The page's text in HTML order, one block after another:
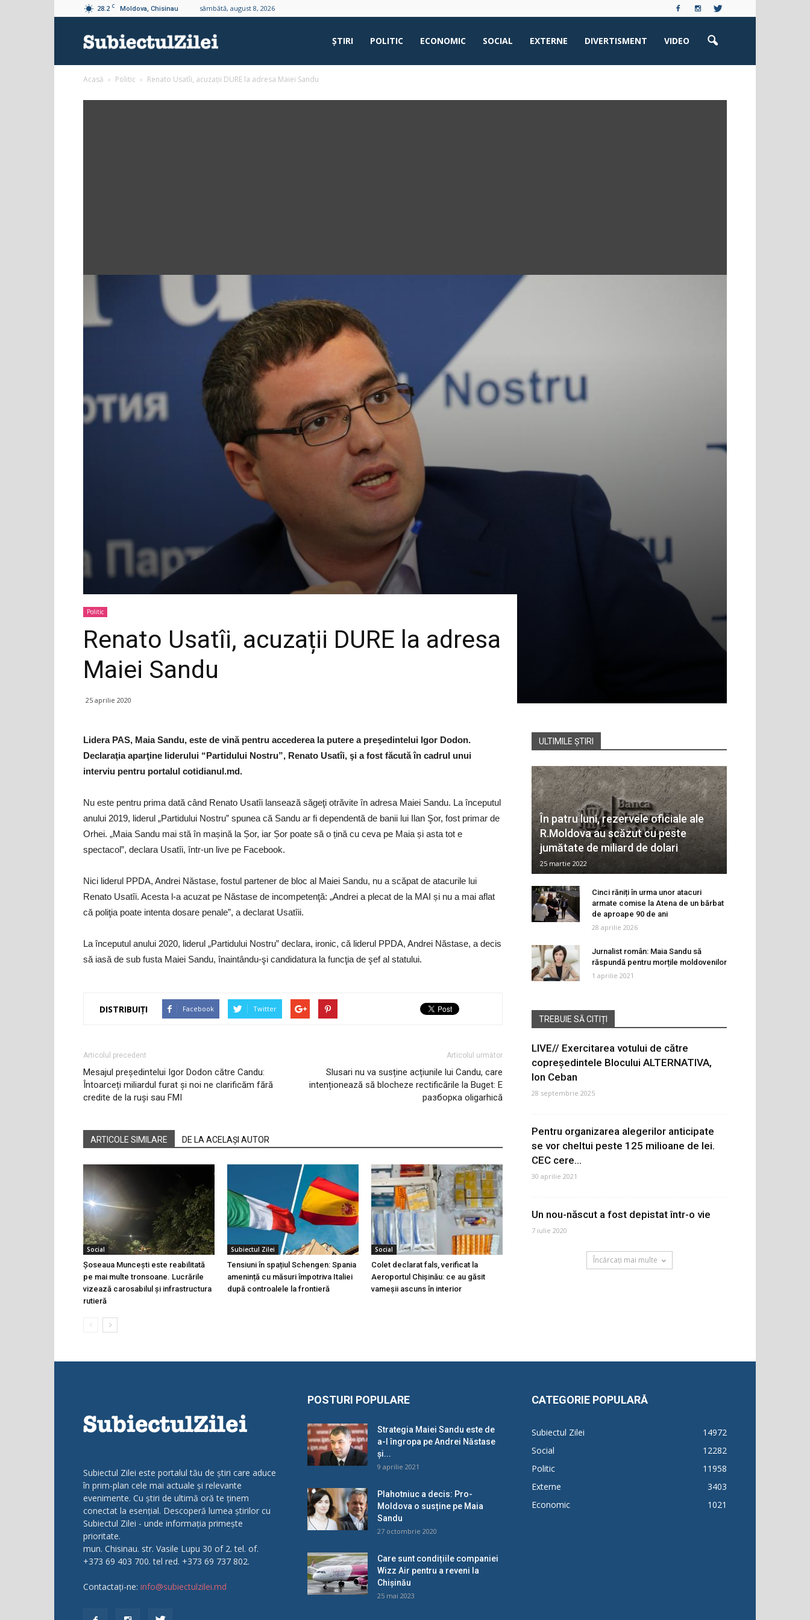
28.2 C Moldova, Chisinau sâmbătă, august 8, 2026
ŞTIRI POLITIC ECONOMIC SOCIAL EXTERNE DIVERTISMENT VIDEO
Acasă Politic Renato Usatîi, acuzații DURE la adresa Maiei Sandu
Politic
Renato Usatîi, acuzații DURE la adresa
Maiei Sandu
25 aprilie 2020
Lidera PAS, Maia Sandu, este de vină pentru accederea la putere a preşedintelui Igor Dodon.
Declaraţia aparţine liderului “Partidului Nostru”, Renato Usatîi, şi a fost făcută în cadrul unui
interviu pentru portalul cotidianul.md.
Nu este pentru prima dată când Renato Usatîi lansează săgeţi otrăvite în adresa Maiei Sandu. La începutul
anului 2019, liderul „Partidului Nostru” spunea că Sandu ar fi dependentă de banii lui Ilan Şor, fost primar de
Orhei. „Maia Sandu mai stă în mașină la Șor, iar Șor poate să o țină cu ceva pe Maia și asta tot e
spectacol”, declara Usatîi, într-un live pe Facebook.
Nici liderul PPDA, Andrei Năstase, fostul partener de bloc al Maiei Sandu, nu a scăpat de atacurile lui
Renato Usatîi. Acesta l-a acuzat pe Năstase de incompetenţă: „Andrei a plecat de la MAI și nu a mai aflat
că poliţia poate intenta dosare penale”, a declarat Usatîii.
La începutul anului 2020, liderul „Partidului Nostru” declara, ironic, că liderul PPDA, Andrei Năstase, a decis
să iasă de sub fusta Maiei Sandu, înaintându-şi candidatura la funcţia de şef al statului.
DISTRIBUIȚI Facebook Twitter
Articolul precedent
Mesajul președintelui Igor Dodon către Candu:
Întoarceți miliardul furat și noi ne clarificăm fără
credite de la ruși sau FMI
Articolul următor
Slusari nu va susține acțiunile lui Candu, care
intenționează să blocheze rectificările la Buget: E
разборка oligarhică
ARTICOLE SIMILARE DE LA ACELAȘI AUTOR
Social
Șoseaua Muncești este reabilitată
pe mai multe tronsoane. Lucrările
vizează carosabilul și infrastructura
rutieră
Subiectul Zilei
Tensiuni în spațiul Schengen: Spania
amenință cu măsuri împotriva Italiei
după controalele la frontieră
Social
Colet declarat fals, verificat la
Aeroportul Chișinău: ce au găsit
vameșii ascuns în interior
ULTIMILE ȘTIRI
În patru luni, rezervele oficiale ale
R.Moldova au scăzut cu peste
jumătate de miliard de dolari
25 martie 2022
Cinci răniți în urma unor atacuri
armate comise la Atena de un bărbat
de aproape 90 de ani
28 aprilie 2026
Jurnalist român: Maia Sandu să
răspundă pentru morțile moldovenilor
1 aprilie 2021
TREBUIE SĂ CITIȚI
LIVE// Exercitarea votului de către
copreședintele Blocului ALTERNATIVA,
Ion Ceban
28 septembrie 2025
Pentru organizarea alegerilor anticipate
se vor cheltui peste 125 milioane de lei.
CEC cere...
30 aprilie 2021
Un nou-născut a fost depistat într-o vie
7 iulie 2020
Încărcați mai multe
Subiectul Zilei este portalul tău de știri care aduce
în prim-plan cele mai actuale și relevante
evenimente. Cu știri de ultimă oră te ținem
conectat la esențial. Descoperă lumea știrilor cu
Subiectul Zilei - unde informația primește
prioritate.
mun. Chisinau. str. Vasile Lupu 30 of 2. tel. of.
+373 69 403 700. tel red. +373 69 737 802.
Contactați-ne: info@subiectulzilei.md
POSTURI POPULARE
Strategia Maiei Sandu este de
a-l îngropa pe Andrei Năstase
și...
9 aprilie 2021
Plahotniuc a decis: Pro-
Moldova o susține pe Maia
Sandu
27 octombrie 2020
Care sunt condițiile companiei
Wizz Air pentru a reveni la
Chișinău
25 mai 2023
CATEGORIE POPULARĂ
Subiectul Zilei
14972
Social
12282
Politic
11958
Externe
3403
Economic
1021